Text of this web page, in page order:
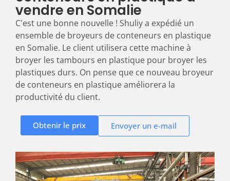
vendre en Somalie
C'est une bonne nouvelle ! Shuliy a expédié un
ensemble de broyeurs de conteneurs en plastique
en Somalie. Le client utilisera cette machine à
broyer les tambours en plastique pour broyer les
plastiques durs. On pense que ce nouveau broyeur
de conteneurs en plastique améliorera la
productivité du client.
Obtenir le prix Envoyer un e-mail